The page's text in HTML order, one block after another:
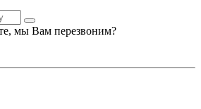
мы Вам перезвоним?